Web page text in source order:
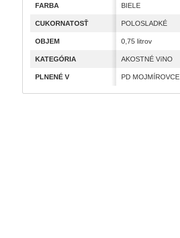
FARBA BIELE
CUKORNATOSŤ POLOSLADKÉ
OBJEM 0,75 litrov
KATEGÓRIA AKOSTNÉ VíNO
PLNENÉ V PD MOJMÍROVCE